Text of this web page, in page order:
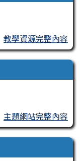
教學資源完整內容
主題網站完整內容